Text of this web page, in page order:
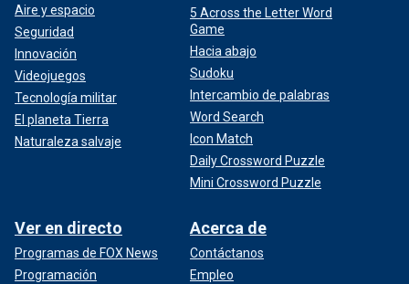
Aire y espacio
Seguridad
Innovación
Videojuegos
Tecnología militar
El planeta Tierra
Naturaleza salvaje
5 Across the Letter Word
Game
Hacia abajo
Sudoku
Intercambio de palabras
Word Search
Icon Match
Daily Crossword Puzzle
Mini Crossword Puzzle
Ver en directo
Programas de FOX News
Programación
Acerca de
Contáctanos
Empleo